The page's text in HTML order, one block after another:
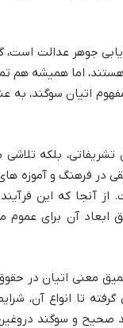
جوهر عدالت
اما همیشه هم
اتیان سوگند، به
بلکه
در فرهنگ و آموزه
آنجا که این
آن برای عموم
معنی اتیان در
تا انواع آن،
صحیح و سوگند